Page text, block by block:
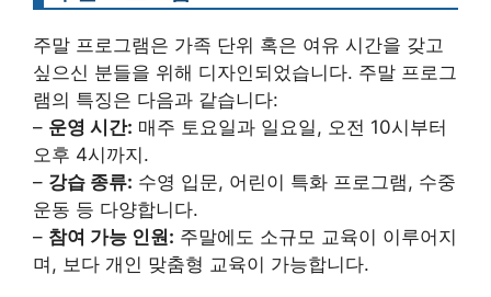
주말 프로그램은 가족 단위 혹은 여유 시간을 갖고
싶으신 분들을 위해 디자인되었습니다. 주말 프로그
램의 특징은 다음과 같습니다:
– 운영 시간: 매주 토요일과 일요일, 오전 10시부터
오후 4시까지.
– 강습 종류: 수영 입문, 어린이 특화 프로그램, 수중
운동 등 다양합니다.
– 참여 가능 인원: 주말에도 소규모 교육이 이루어지
며, 보다 개인 맞춤형 교육이 가능합니다.